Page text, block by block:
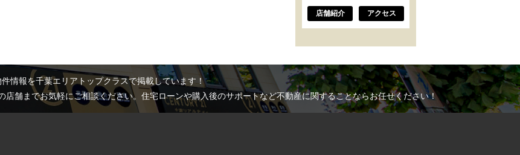
店舗紹介 アクセス
情報を千葉エリアトップクラスで掲載しています！
舗までお気軽にご相談ください。住宅ローンや購入後のサポートなど不動産に関することならお任せください！